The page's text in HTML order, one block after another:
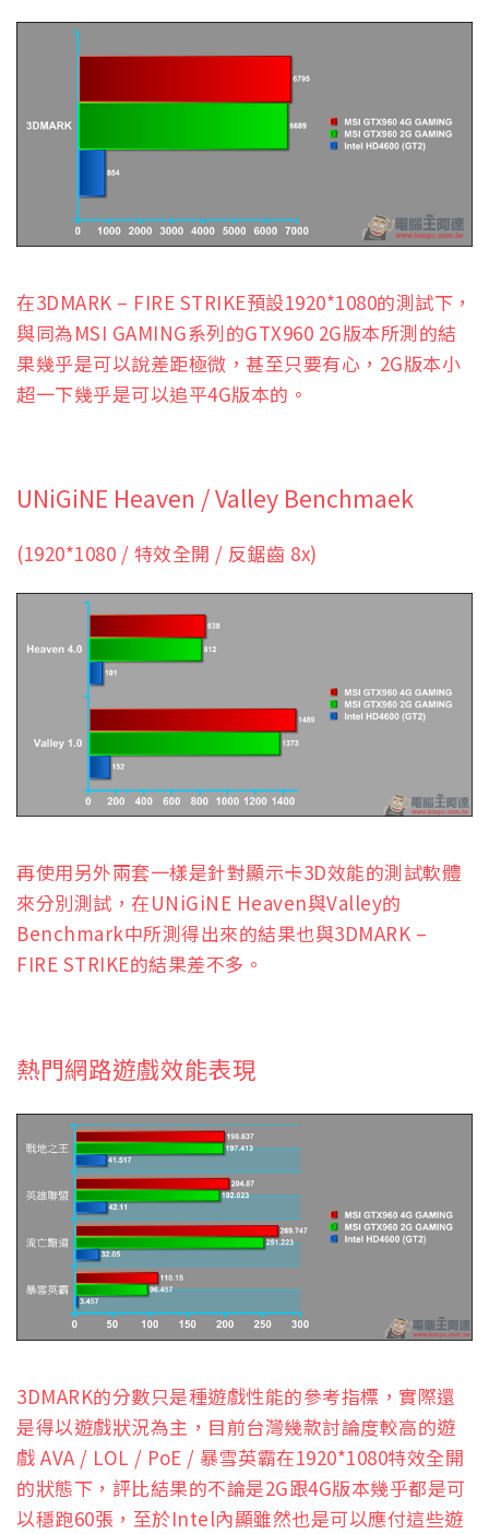
在3DMARK – FIRE STRIKE預設1920*1080的測試下，
與同為MSI GAMING系列的GTX960 2G版本所測的結
果幾乎是可以說差距極微，甚至只要有心，2G版本小
超一下幾乎是可以追平4G版本的。
UNiGiNE Heaven / Valley Benchmaek
(1920*1080 / 特效全開 / 反鋸齒 8x)
再使用另外兩套一樣是針對顯示卡3D效能的測試軟體
來分別測試，在UNiGiNE Heaven與Valley的
Benchmark中所測得出來的結果也與3DMARK –
FIRE STRIKE的結果差不多。
熱門網路遊戲效能表現
3DMARK的分數只是種遊戲性能的參考指標，實際還
是得以遊戲狀況為主，目前台灣幾款討論度較高的遊
戲 AVA / LOL / PoE / 暴雪英霸在1920*1080特效全開
的狀態下，評比結果的不論是2G跟4G版本幾乎都是可
以穩跑60張，至於Intel內顯雖然也是可以應付這些遊